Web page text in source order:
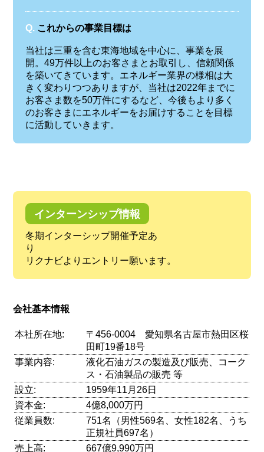
Q. これからの事業目標は
当社は三重を含む東海地域を中心に、事業を展
開。49万件以上のお客さまとお取引し、信頼関係
を築いてきています。エネルギー業界の様相は大
きく変わりつつありますが、当社は2022年までに
お客さま数を50万件にするなど、今後もより多く
のお客さまにエネルギーをお届けすることを目標
に活動していきます。
インターンシップ情報
冬期インターシップ開催予定あ
リクナビよりエントリー願います。
会社基本情報
本社所在地:
〒456-0004 愛知県名古屋市熱田区桜
田町19番18号
事業内容:
液化石油ガスの製造及び販売、コーク
ス・石油製品の販売 等
設立:
1959年11月26日
資本金:
4億8,000万円
従業員数:
751名（男性569名、女性182名、うち
正規社員697名）
売上高:
667億9,990万円